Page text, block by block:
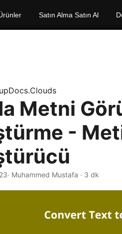
Satın Alma Satın Al
Metni
-
· Muhammed Mustafa · 3 dk